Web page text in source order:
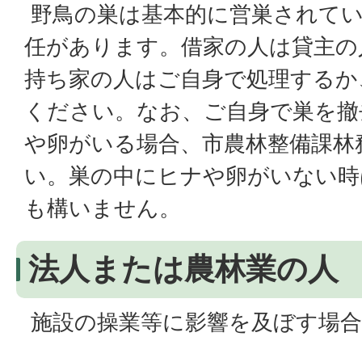
野鳥の巣は基本的に営巣されて
任があります。借家の人は貸主
持ち家の人はご自身で処理する
ください。なお、ご自身で巣を
や卵がいる場合、市農林整備課
い。巣の中にヒナや卵がいない
も構いません。
法人または農林業の人
施設の操業等に影響を及ぼす場